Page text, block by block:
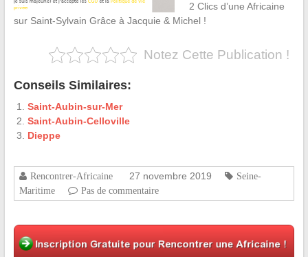
2 Clics d’une Africaine
sur Saint-Sylvain Grâce à Jacquie & Michel !
Notez Cette Publication !
Conseils Similaires:
Saint-Aubin-sur-Mer
Saint-Aubin-Celloville
Dieppe
Rencontrer-Africaine 27 novembre 2019
Seine-
Maritime
Pas de commentaire